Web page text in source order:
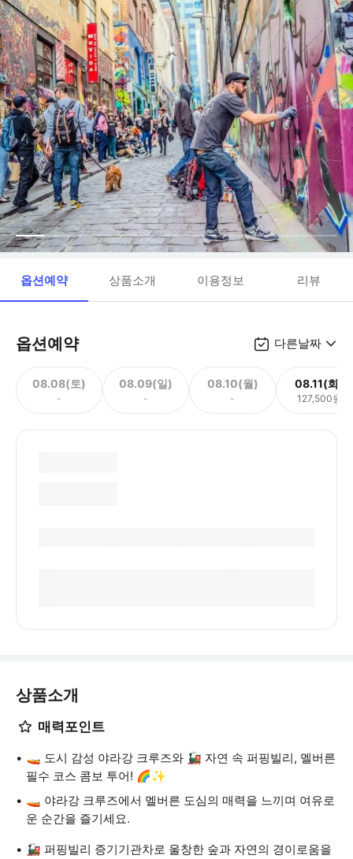
옵션예약 상품소개 이용정보 리뷰
옵션예약 다른날짜
08.08(토)
-
08.09(일)
-
08.10(월)
-
08.11(화)
127,500원
상품소개
매력포인트
🚤 도시 감성 야라강 크루즈와 🚂 자연 속 퍼핑빌리, 멜버른
필수 코스 콤보 투어! 🌈✨
🚤 야라강 크루즈에서 멜버른 도심의 매력을 느끼며 여유로
운 순간을 즐기세요.
🚂 퍼핑빌리 증기기관차로 울창한 숲과 자연의 경이로움을